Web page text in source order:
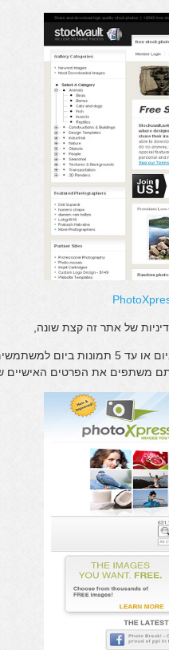
של אתר זה קצת שונה,
הוא מאפשר למשתמשים רשומים להוריד תמונה אחת ביום או עד 5